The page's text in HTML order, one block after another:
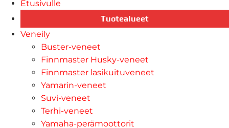
Etusivulle
Tuotealueet
Veneily
Buster-veneet
Finnmaster Husky-veneet
Finnmaster lasikuituveneet
Yamarin-veneet
Suvi-veneet
Terhi-veneet
Yamaha-perämoottorit